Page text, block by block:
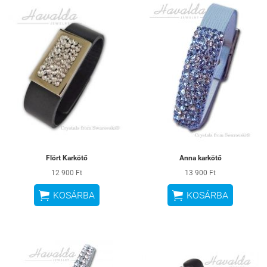
Flört Karkötő
12 900 Ft
 KOSÁRBA
Anna karkötő
13 900 Ft
 KOSÁRBA